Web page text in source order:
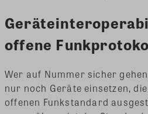
offene
Wer auf Nummer sicher
nur noch Geräte einsetzen,
offenen Funkstandard